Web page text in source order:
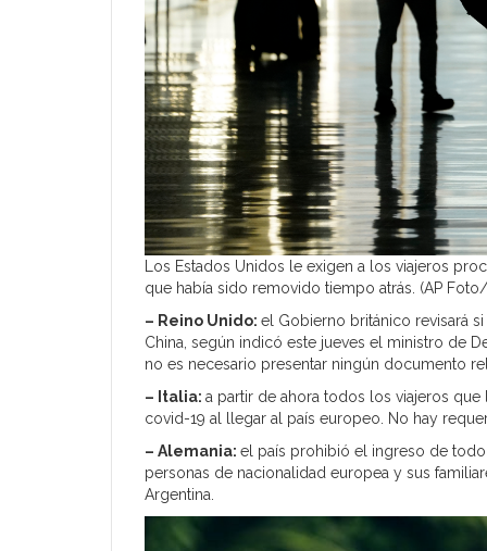
Los Estados Unidos le exigen a los viajeros
que había sido removido tiempo atrás. (AP
– Reino Unido: el Gobierno británico revisará
China, según indicó este jueves el ministro de
no es necesario presentar ningún documento
– Italia: a partir de ahora todos los viajeros
covid-19 al llegar al país europeo. No hay
– Alemania: el país prohibió el ingreso de
personas de nacionalidad europea y sus
Argentina.